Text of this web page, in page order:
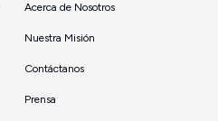
Acerca de Nosotros
Nuestra Misión
Contáctanos
Prensa